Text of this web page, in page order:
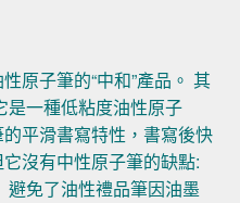
原子筆的“中和”產品。 其
是一種低粘度油性原子
平滑書寫特性，書寫後快
沒有中性原子筆的缺點:
避免了油性禮品筆因油墨